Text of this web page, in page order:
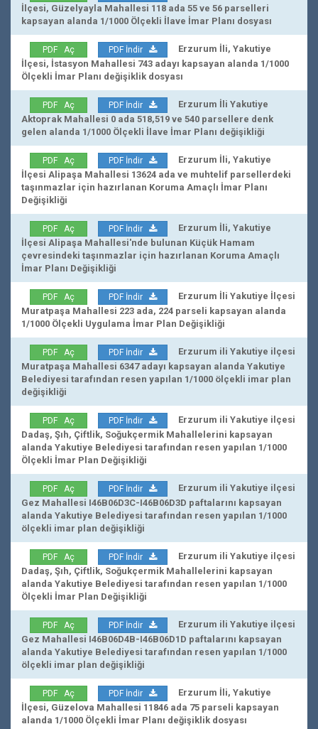
İlçesi, Güzelyayla Mahallesi 118 ada 55 ve 56 parselleri
kapsayan alanda 1/1000 Ölçekli İlave İmar Planı dosyası
PDF Aç PDF İndir
Erzurum İli, Yakutiye
İlçesi, İstasyon Mahallesi 743 adayı kapsayan alanda 1/1000
Ölçekli İmar Planı değişiklik dosyası
PDF Aç PDF İndir
Erzurum İli Yakutiye
Aktoprak Mahallesi 0 ada 518,519 ve 540 parsellere denk
gelen alanda 1/1000 Ölçekli İlave İmar Planı değişikliği
PDF Aç PDF İndir
Erzurum İli, Yakutiye
İlçesi Alipaşa Mahallesi 13624 ada ve muhtelif parsellerdeki
taşınmazlar için hazırlanan Koruma Amaçlı İmar Planı
Değişikliği
PDF Aç PDF İndir
Erzurum İli, Yakutiye
İlçesi Alipaşa Mahallesi'nde bulunan Küçük Hamam
çevresindeki taşınmazlar için hazırlanan Koruma Amaçlı
İmar Planı Değişikliği
PDF Aç PDF İndir
Erzurum İli Yakutiye İlçesi
Muratpaşa Mahallesi 223 ada, 224 parseli kapsayan alanda
1/1000 Ölçekli Uygulama İmar Plan Değişikliği
PDF Aç PDF İndir
Erzurum ili Yakutiye ilçesi
Muratpaşa Mahallesi 6347 adayı kapsayan alanda Yakutiye
Belediyesi tarafından resen yapılan 1/1000 ölçekli imar plan
değişikliği
PDF Aç PDF İndir
Erzurum ili Yakutiye ilçesi
Dadaş, Şıh, Çiftlik, Soğukçermik Mahallelerini kapsayan
alanda Yakutiye Belediyesi tarafından resen yapılan 1/1000
Ölçekli İmar Plan Değişikliği
PDF Aç PDF İndir
Erzurum ili Yakutiye ilçesi
Gez Mahallesi I46B06D3C-I46B06D3D paftalarını kapsayan
alanda Yakutiye Belediyesi tarafından resen yapılan 1/1000
ölçekli imar plan değişikliği
PDF Aç PDF İndir
Erzurum ili Yakutiye ilçesi
Dadaş, Şıh, Çiftlik, Soğukçermik Mahallelerini kapsayan
alanda Yakutiye Belediyesi tarafından resen yapılan 1/1000
Ölçekli İmar Plan Değişikliği
PDF Aç PDF İndir
Erzurum ili Yakutiye ilçesi
Gez Mahallesi I46B06D4B-I46B06D1D paftalarını kapsayan
alanda Yakutiye Belediyesi tarafından resen yapılan 1/1000
ölçekli imar plan değişikliği
PDF Aç PDF İndir
Erzurum İli, Yakutiye
İlçesi, Güzelova Mahallesi 11846 ada 75 parseli kapsayan
alanda 1/1000 Ölçekli İmar Planı değişiklik dosyası